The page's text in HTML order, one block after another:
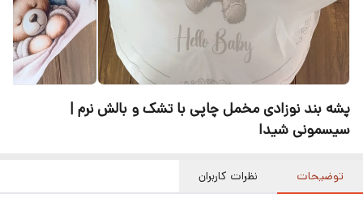
پشه‌ بند نوزادی مخمل چاپی با تشک و بالش نرم |
سیسمونی شیدا
توضیحات نظرات کاربران